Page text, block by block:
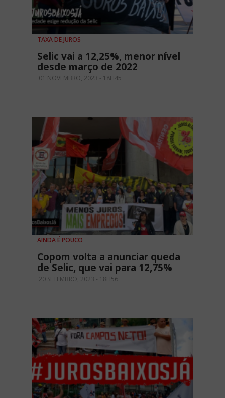
TAXA DE JUROS
Selic vai a 12,25%, menor nível
desde março de 2022
01 NOVEMBRO, 2023 - 18H45
AINDA É POUCO
Copom volta a anunciar queda
de Selic, que vai para 12,75%
20 SETEMBRO, 2023 - 18H56